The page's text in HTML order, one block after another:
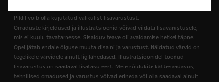
Pildil võib olla kujutatud valikulist lisavarustust.
Omaduste kirjeldused ja illustratsioonid võivad viidata lisavarustusele,
mis ei kuulu tavatarnesse. Sisalduv teave oli avaldamise hetkel täpne.
Opel jätab endale õiguse muuta disaini ja varustust. Näidatud värvid on
tegelikele värvidele ainult ligilähedased. Illustratsioonidel toodud
lisavarustus on saadaval lisatasu eest. Meie sõidukite kättesaadavus,
tehnilised omadused ja varustus võivad erineda või olla saadaval ainult